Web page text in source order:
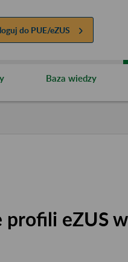
do PUE/eZUS
Baza wiedzy
profili eZUS w